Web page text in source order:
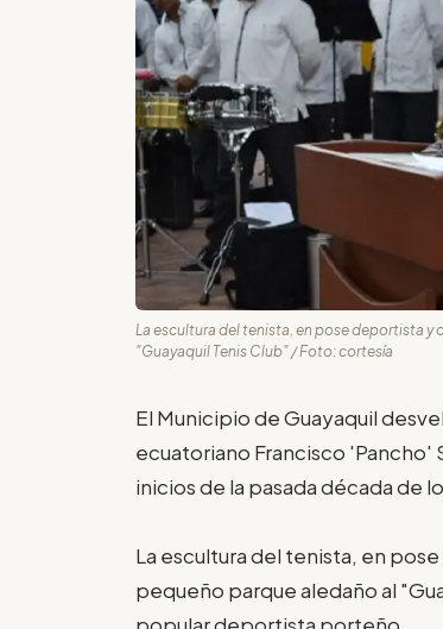
La escultura del tenista, en pose deportista y
"Guayaquil Tenis Club" / Foto: cortesía
El Municipio de Guayaquil
ecuatoriano Francisco 'Pancho'
inicios de la pasada década de
La escultura del tenista, en
pequeño parque aledaño al